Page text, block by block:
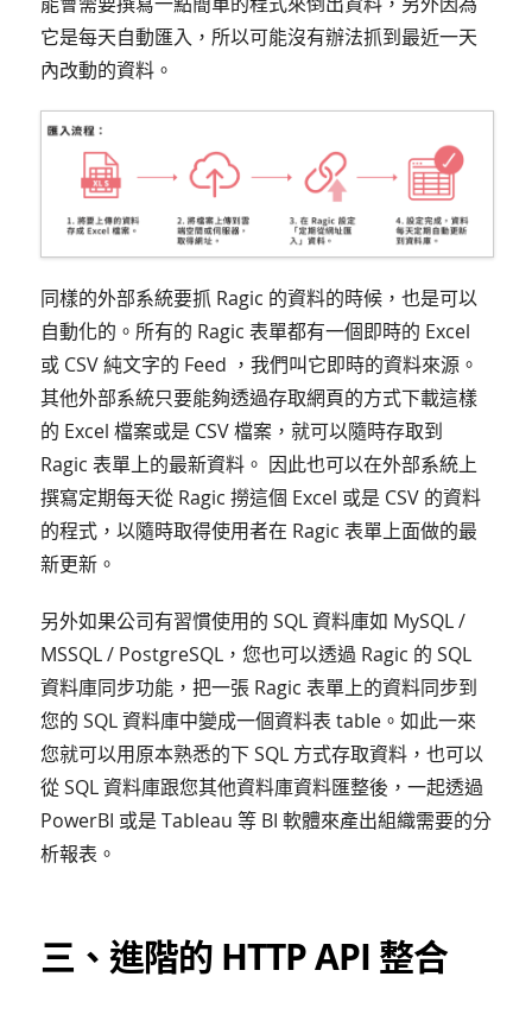
它是每天自動匯入，所以可能沒有辦法抓到最近一天
內改動的資料。
同樣的外部系統要抓 Ragic 的資料的時候，也是可以
自動化的。所有的 Ragic 表單都有一個即時的 Excel
或 CSV 純文字的 Feed ，我們叫它即時的資料來源。
其他外部系統只要能夠透過存取網頁的方式下載這樣
的 Excel 檔案或是 CSV 檔案，就可以隨時存取到
Ragic 表單上的最新資料。 因此也可以在外部系統上
撰寫定期每天從 Ragic 撈這個 Excel 或是 CSV 的資料
的程式，以隨時取得使用者在 Ragic 表單上面做的最
新更新。
另外如果公司有習慣使用的 SQL 資料庫如 MySQL /
MSSQL / PostgreSQL，您也可以透過 Ragic 的 SQL
資料庫同步功能，把一張 Ragic 表單上的資料同步到
您的 SQL 資料庫中變成一個資料表 table。如此一來
您就可以用原本熟悉的下 SQL 方式存取資料，也可以
從 SQL 資料庫跟您其他資料庫資料匯整後，一起透過
PowerBI 或是 Tableau 等 BI 軟體來產出組織需要的分
析報表。
三、進階的 HTTP API 整合